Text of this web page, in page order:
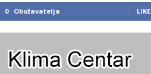
0 Obožavatelja LIKE